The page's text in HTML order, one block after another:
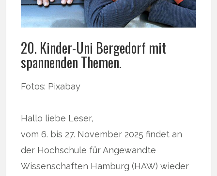
20. Kinder-Uni Bergedorf mit
spannenden Themen.
Fotos: Pixabay
Hallo liebe Leser,
vom 6. bis 27. November 2025 findet an
der Hochschule für Angewandte
Wissenschaften Hamburg (HAW) wieder